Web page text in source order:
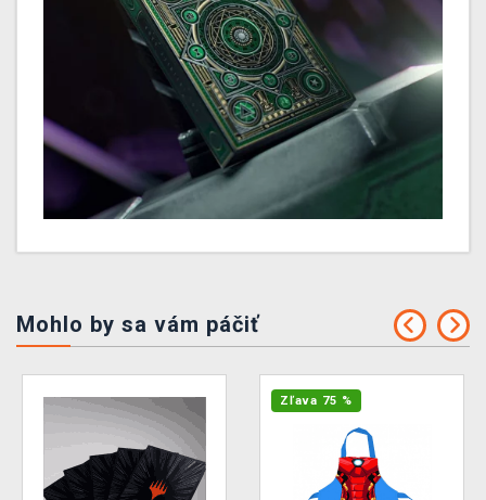
Mohlo by sa vám páčiť
Zľava 75 %